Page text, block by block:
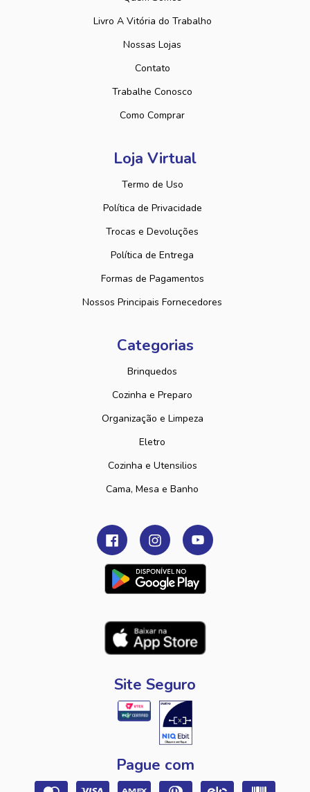
Livro A Vitória do Trabalho
Nossas Lojas
Contato
Trabalhe Conosco
Como Comprar
Loja Virtual
Termo de Uso
Política de Privacidade
Trocas e Devoluções
Política de Entrega
Formas de Pagamentos
Nossos Principais Fornecedores
Categorias
Brinquedos
Cozinha e Preparo
Organização e Limpeza
Eletro
Cozinha e Utensilios
Cama, Mesa e Banho
Site Seguro
Pague com